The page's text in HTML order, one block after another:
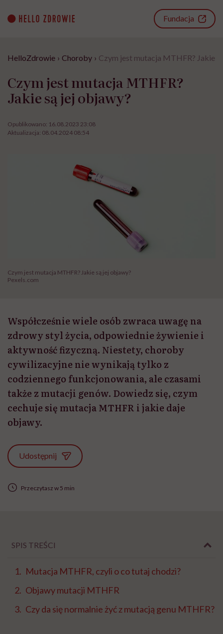
content
Fundacja
HelloZdrowie › Choroby › Czym jest mutacja MTHFR? Jakie
Czym jest mutacja MTHFR?
Jakie są jej objawy?
Opublikowano: 16.08.2023 23:08
Aktualizacja: 08.04.2024 08:54
Czym jest mutacja MTHFR? Jakie są jej objawy?
Pexels.com
Współcześnie wiele osób zwraca uwagę na
zdrowy styl życia, odpowiednie żywienie i
aktywność fizyczną. Niestety, choroby
cywilizacyjne nie wynikają tylko z
codziennego funkcjonowania, ale czasami
także z mutacji genów. Dowiedz się, czym
cechuje się mutacja MTHFR i jakie daje
objawy.
Udostępnij
Przeczytasz w 5 min
SPIS TREŚCI
Mutacja MTHFR, czyli o co tutaj chodzi?
Objawy mutacji MTHFR
Czy da się normalnie żyć z mutacją genu MTHFR?